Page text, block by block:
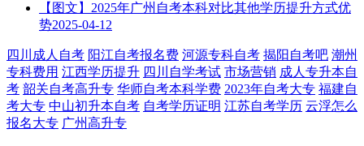
【图文】2025年广州自考本科对比其他学历提升方式优
势2025-04-12
四川成人自考 阳江自考报名费 河源专科自考 揭阳自考吧 潮州
专科费用 江西学历提升 四川自学考试 市场营销 成人专升本自
考 韶关自考高升专 华师自考本科学费 2023年自考大专 福建自
考大专 中山初升本自考 自考学历证明 江苏自考学历 云浮怎么
报名大专 广州高升专